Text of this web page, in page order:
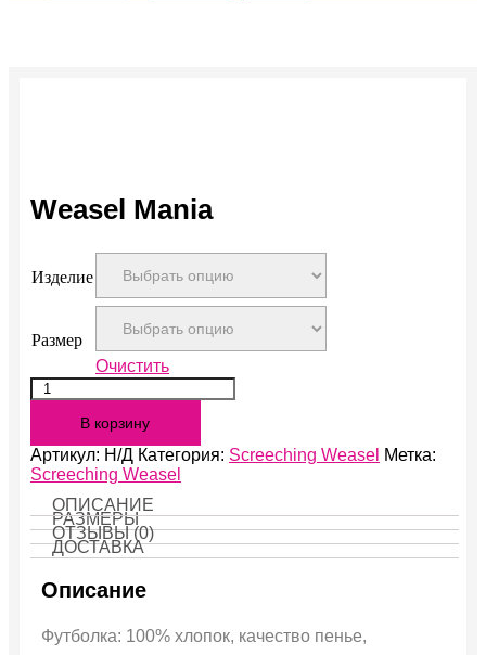
Weasel Mania
Изделие
Размер
Очистить
Количество
Weasel
В корзину
Артикул: Н/Д Категория: Screeching Weasel Метка:
Screeching Weasel
ОПИСАНИЕ
РАЗМЕРЫ
ОТЗЫВЫ (0)
ДОСТАВКА
Описание
Футболка: 100% хлопок, качество пенье,